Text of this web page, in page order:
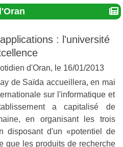
: l'université
d'Oran, le 16/01/2013
de Saïda accueillera, en mai
sur l'informatique et
a capitalisé de
en organisant les trois
disposant d'un «potentiel de
que les produits de recherche